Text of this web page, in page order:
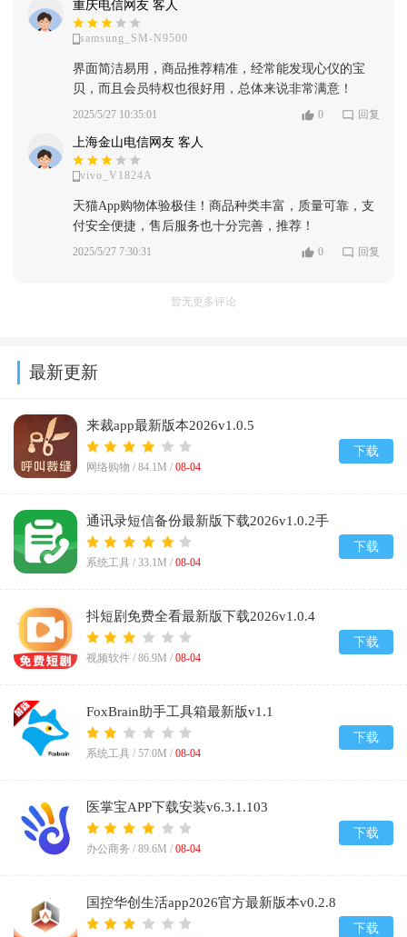
重庆电信网友 客人
samsung_SM-N9500
界面简洁易用，商品推荐精准，经常能发现心仪的宝
贝，而且会员特权也很好用，总体来说非常满意！
2025/5/27 10:35:01 0 回复
上海金山电信网友 客人
vivo_V1824A
天猫App购物体验极佳！商品种类丰富，质量可靠，支
付安全便捷，售后服务也十分完善，推荐！
2025/5/27 7:30:31 0 回复
暂无更多评论
最新更新
来裁app最新版本2026v1.0.5
网络购物 / 84.1M / 08-04
下载
通讯录短信备份最新版下载2026v1.0.2手
机版
系统工具 / 33.1M / 08-04
下载
抖短剧免费全看最新版下载2026v1.0.4
视频软件 / 86.9M / 08-04
下载
FoxBrain助手工具箱最新版v1.1
系统工具 / 57.0M / 08-04
下载
医掌宝APP下载安装v6.3.1.103
办公商务 / 89.6M / 08-04
下载
国控华创生活app2026官方最新版本v0.2.8
下载